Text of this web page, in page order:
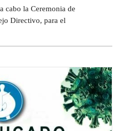
cabo la Ceremonia de
Directivo, para el